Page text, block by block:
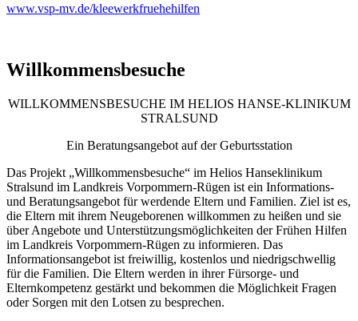
www.vsp-mv.de/kleewerkfruehehilfen
Willkommensbesuche
WILLKOMMENSBESUCHE IM HELIOS HANSE-KLINIKUM
STRALSUND
Ein Beratungsangebot auf der Geburtsstation
Das Projekt „Willkommensbesuche“ im Helios Hanseklinikum
Stralsund im Landkreis Vorpommern-Rügen ist ein Informations-
und Beratungsangebot für werdende Eltern und Familien. Ziel ist es,
die Eltern mit ihrem Neugeborenen willkommen zu heißen und sie
über Angebote und Unterstützungsmöglichkeiten der Frühen Hilfen
im Landkreis Vorpommern-Rügen zu informieren. Das
Informationsangebot ist freiwillig, kostenlos und niedrigschwellig
für die Familien. Die Eltern werden in ihrer Fürsorge- und
Elternkompetenz gestärkt und bekommen die Möglichkeit Fragen
oder Sorgen mit den Lotsen zu besprechen.